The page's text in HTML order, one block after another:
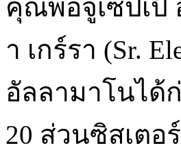
คุณพ่อจูเซปเป้
า เกร์รา (Sr.
อัลลามาโนได้
20 ส่วนซิสเตอ